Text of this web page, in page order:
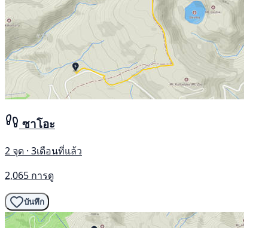
ซาโอะ
2 จุด · 3เดือนที่แล้ว
2,065 การดู
บันทึก